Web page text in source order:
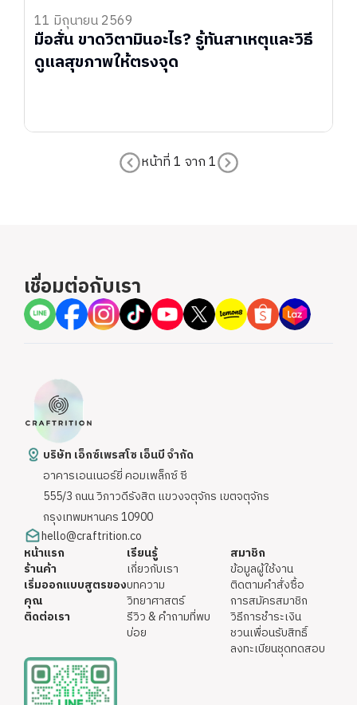
11 มิถุนายน 2569
มือสั่น ขาดวิตามินอะไร? รู้ทันสาเหตุและวิธี
ดูแลสุขภาพให้ตรงจุด
หน้าที่1 จาก1
เชื่อมต่อกับเรา
บริษัท เอ็กซ์เพรสโซ เอ็นบี จำกัด
อาคารเอนเนอร์ยี่ คอมเพล็กซ์ ซี
555/3 ถนน วิภาวดีรังสิต แขวงจตุจักร เขตจตุจักร
กรุงเทพมหานคร 10900
hello@craftrition.co
หน้าแรก
ร้านค้า
เริ่มออกแบบสูตรของ
คุณ
ติดต่อเรา
เรียนรู้
เกี่ยวกับเรา
บทความ
วิทยาศาสตร์
รีวิว & คำถามที่พบ
บ่อย
สมาชิก
ข้อมูลผู้ใช้งาน
ติดตามคำสั่งซื้อ
การสมัครสมาชิก
วิธีการชำระเงิน
ชวนเพื่อนรับสิทธิ์
ลงทะเบียนชุดทดสอบ